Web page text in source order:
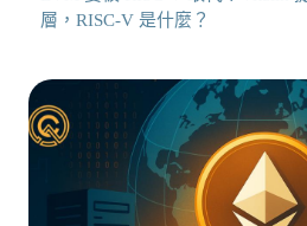
層，RISC-V 是什麼？